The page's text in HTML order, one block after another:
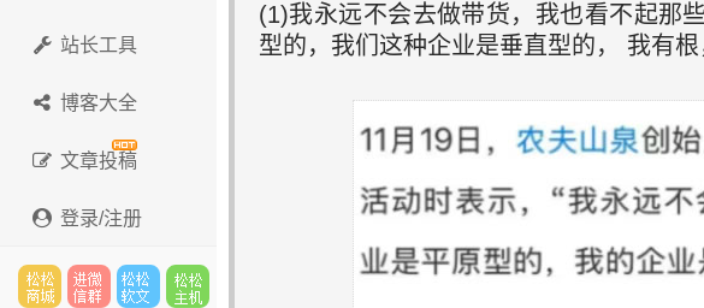
站长工具
博客大全
文章投稿
登录/注册
(1)我永远不会去做带货，我也看不起那些
型的，我们这种企业是垂直型的， 我有根